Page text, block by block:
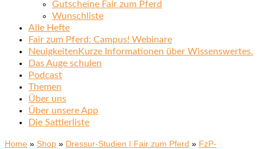
Gutscheine Fair zum Pferd
Wunschliste
Alle Hefte
Fair zum Pferd: Campus! Webinare
Neuigkeiten Kurze Informationen über Wissenswertes.
Das Auge schulen
Podcast
Themen
Über uns
Über unsere App
Die Sattlerliste
Home » Shop » Dressur-Studien | Fair zum Pferd » FzP-